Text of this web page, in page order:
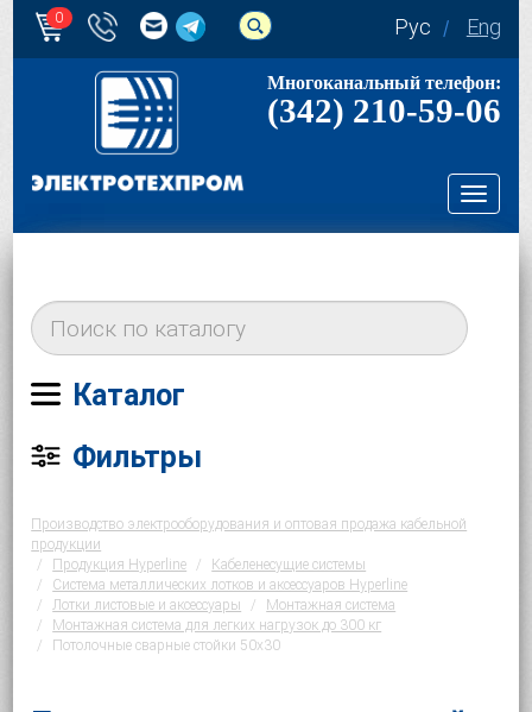
0 Рус Eng
Многоканальный телефон:
(342) 210-59-06
Каталог
Фильтры
Производство электрооборудования и оптовая продажа кабельной
продукции
Продукция Hyperline
Кабеленесущие системы
Система металлических лотков и аксессуаров Hyperline
Лотки листовые и аксессуары
Монтажная система
Монтажная система для легких нагрузок до 300 кг
Потолочные сварные стойки 50х30